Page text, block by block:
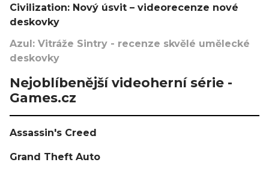
Civilization: Nový úsvit – videorecenze nové
deskovky
Azul: Vitráže Sintry - recenze skvělé umělecké
deskovky
Nejoblíbenější videoherní série -
Games.cz
Assassin's Creed
Grand Theft Auto